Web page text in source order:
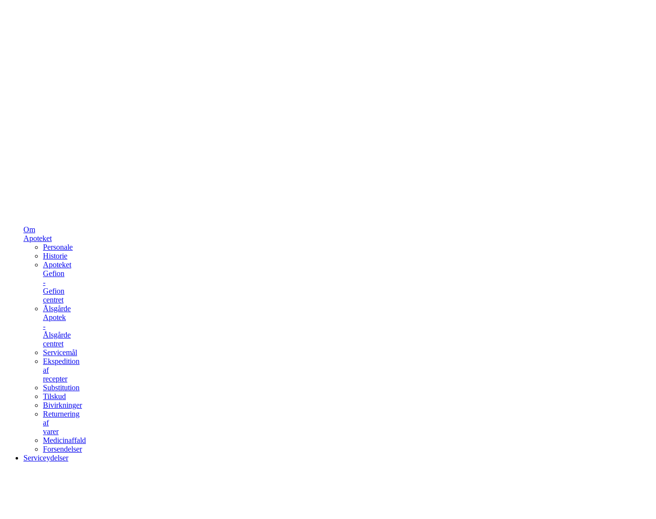
Om
Apoteket
Personale
Historie
Apoteket
Gefion
-
Gefion
centret
Ålsgårde
Apotek
-
Ålsgårde
centret
Servicemål
Ekspedition
af
recepter
Substitution
Tilskud
Bivirkninger
Returnering
af
varer
Medicinaffald
Forsendelser
Serviceydelser